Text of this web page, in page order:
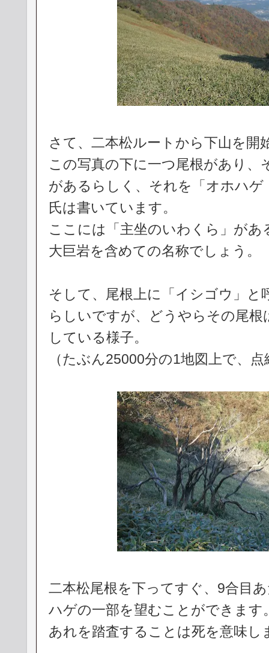
さて、二本松ルートから下山を開
この写真の下に一つ尾根があり、
があるらしく、それを「オホハゲ
氏は書いています。
ここには「主坐のいわくら」が
大巨岩を含めての名称でしょう。
そして、尾根上に「イシゴウ」と
らしいですが、どうやらその尾
している様子。
（たぶん25000分の1地図上で、
二本松尾根を下ってすぐ、9合目
ハゲの一部を望むことができます
あれを踏査することは死を意味し